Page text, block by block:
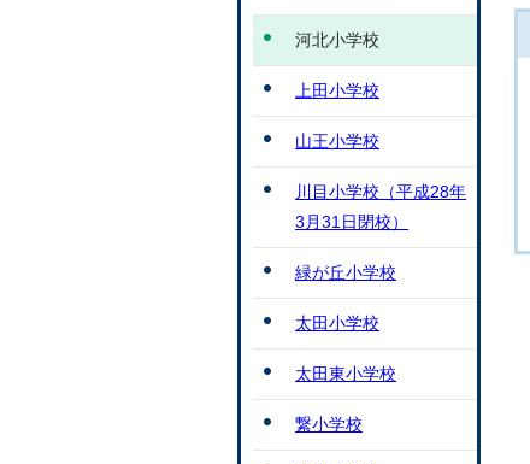
河北小学校
上田小学校
山王小学校
川目小学校（平成28年
3月31日閉校）
緑が丘小学校
太田小学校
太田東小学校
繋小学校